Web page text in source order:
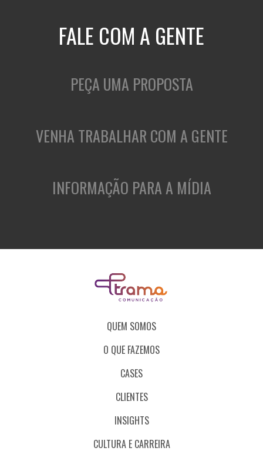
FALE COM A GENTE
PEÇA UMA PROPOSTA
VENHA TRABALHAR COM A GENTE
INFORMAÇÃO PARA A MÍDIA
QUEM SOMOS
O QUE FAZEMOS
CASES
CLIENTES
INSIGHTS
CULTURA E CARREIRA